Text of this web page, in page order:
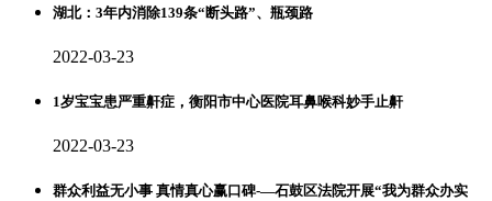
湖北：3年内消除139条“断头路”、瓶颈路
2022-03-23
1岁宝宝患严重鼾症，衡阳市中心医院耳鼻喉科妙手止鼾
2022-03-23
群众利益无小事 真情真心赢口碑-—石鼓区法院开展“我为群众办实